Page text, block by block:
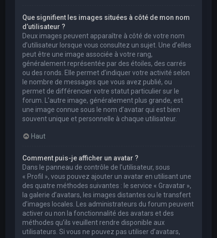
Que signifient les images situées à côté de mon nom
d’utilisateur ?
Deux images peuvent apparaître à côté de votre nom
d’utilisateur lorsque vous consultez un sujet. Une d’elles
peut être une image associée à votre rang,
généralement représentée par des étoiles, des carrés
ou des ronds. Elle permet d’indiquer votre activité selon
le nombre de messages que vous avez publié, ou
permet de différencier votre statut particulier sur le
forum. L’autre image, généralement plus grande, est
une image connue sous le nom d’avatar qui est bien
souvent unique et personnelle à chaque utilisateur.
Haut
Comment puis-je afficher un avatar ?
Dans le panneau de contrôle de l’utilisateur, sous
« Profil », vous pouvez ajouter un avatar en utilisant une
des quatre méthodes suivantes : le service « Gravatar »,
la galerie d’avatars, les images distantes ou le transfert
d’images locales. Les administrateurs du forum peuvent
activer ou non la fonctionnalité des avatars et des
méthodes qu’ils veuillent rendre disponible aux
utilisateurs. Si vous ne pouvez pas utiliser d’avatars,